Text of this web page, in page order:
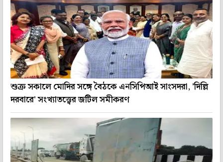
শুক্র সকালে মোদির সঙ্গে বৈঠকে এনসিপিআই সাংসদরা, 'দিল্লি
দরবারে' সংখ্যাতত্ত্বের জটিল সমীকরণ